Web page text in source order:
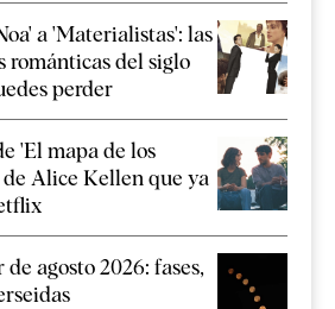
a 'Materialistas': las
románticas del siglo
perder
'El mapa de los
de Alice Kellen que ya
agosto 2026: fases,